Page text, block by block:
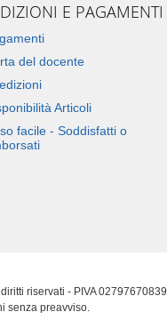
E PAGAMENTI
del docente
Articoli
facile - Soddisfatti o
riservati - PIVA 02797670839
senza preavviso.